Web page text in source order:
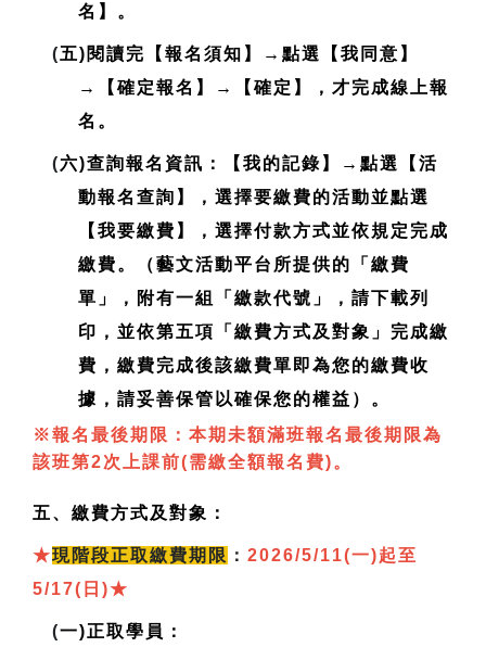
名】。
(五)閱讀完【報名須知】→點選【我同意】
→【確定報名】→【確定】，才完成線上報
名。
(六)查詢報名資訊：【我的記錄】→點選【活
動報名查詢】，選擇要繳費的活動並點選
【我要繳費】，選擇付款方式並依規定完成
繳費。（藝文活動平台所提供的「繳費
單」，附有一組「繳款代號」，請下載列
印，並依第五項「繳費方式及對象」完成繳
費，繳費完成後該繳費單即為您的繳費收
據，請妥善保管以確保您的權益）。
※報名最後期限：本期未額滿班報名最後期限為
該班第2次上課前(需繳全額報名費)。
五、繳費方式及對象：
★現階段正取繳費期限 ： 2026/5/11(一)起至
5/17(日)★
(一)正取學員：